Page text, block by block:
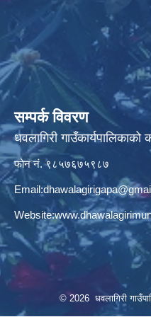
सम्पर्क विवरण
धवलागिरी गाउँकार्यपालिकाको
फोन नं. ९८५७६७५९८७
Email:
Website:
© 2026 धवलागिरी